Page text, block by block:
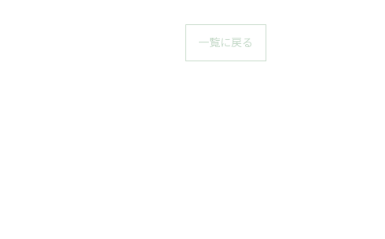
一覧に戻る